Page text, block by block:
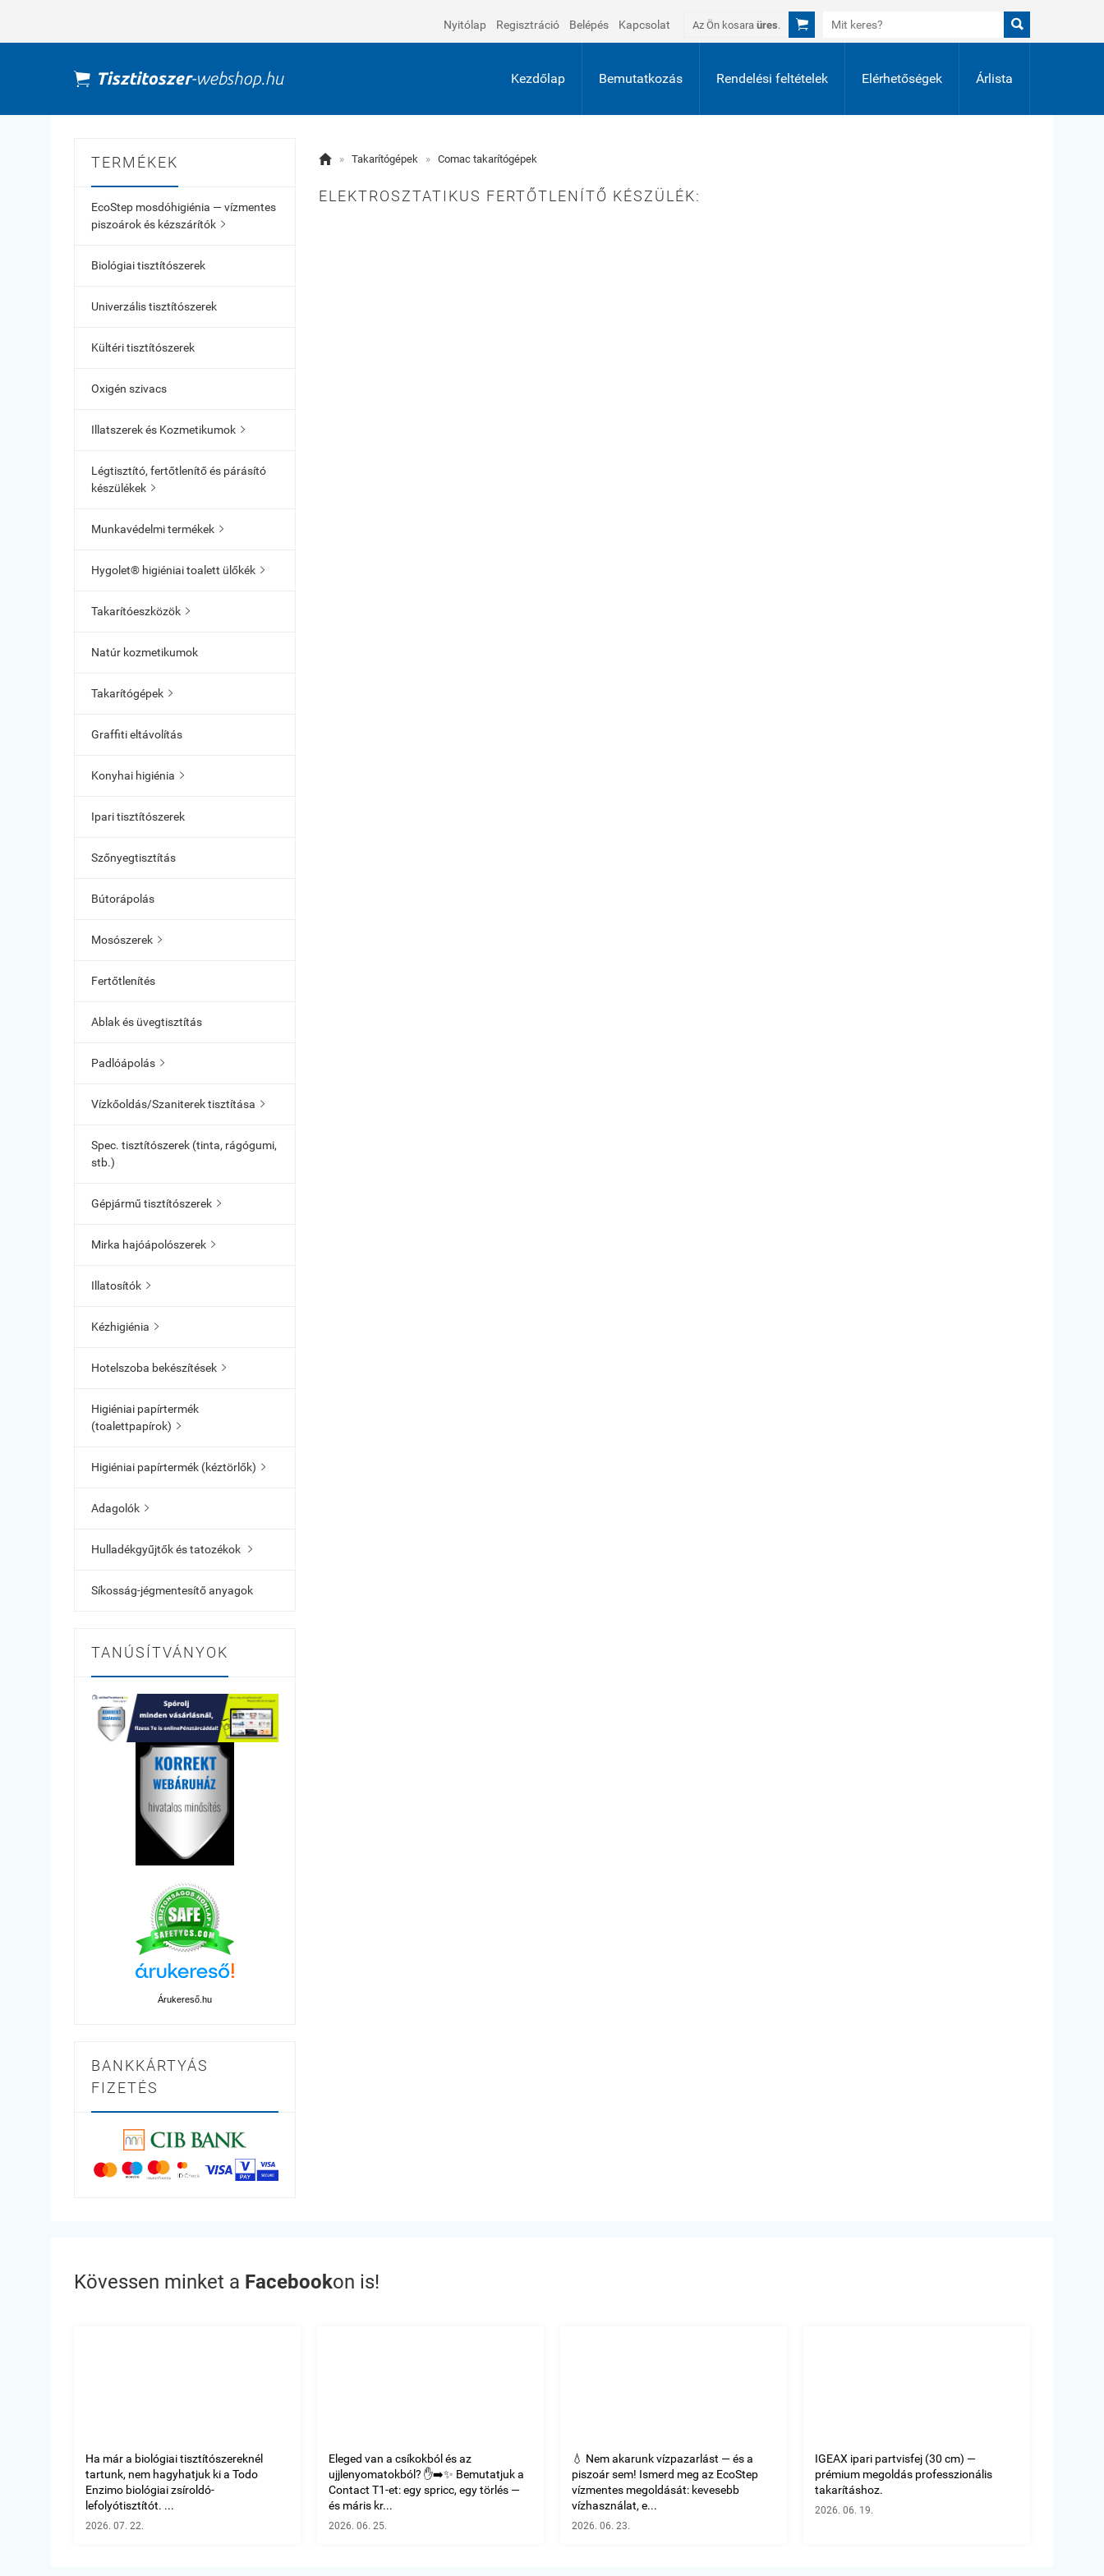
Nyitólap Regisztráció Belépés Kapcsolat Az Ön kosara üres.  
Kezdőlap Bemutatkozás Rendelési feltételek Elérhetőségek Árlista
TERMÉKEK
EcoStep mosdóhigiénia — vízmentes
piszoárok és kézszárítók 
Biológiai tisztítószerek
Univerzális tisztítószerek
Kültéri tisztítószerek
Oxigén szivacs
Illatszerek és Kozmetikumok 
Légtisztító, fertőtlenítő és párásító
készülékek 
Munkavédelmi termékek 
Hygolet® higiéniai toalett ülőkék 
Takarítóeszközök 
Natúr kozmetikumok
Takarítógépek 
Graffiti eltávolítás
Konyhai higiénia 
Ipari tisztítószerek
Szőnyegtisztítás
Bútorápolás
Mosószerek 
Fertőtlenítés
Ablak és üvegtisztítás
Padlóápolás 
Vízkőoldás/Szaniterek tisztítása 
Spec. tisztítószerek (tinta, rágógumi,
stb.)
Gépjármű tisztítószerek 
Mirka hajóápolószerek 
Illatosítók 
Kézhigiénia 
Hotelszoba bekészítések 
Higiéniai papírtermék
(toalettpapírok) 
Higiéniai papírtermék (kéztörlők) 
Adagolók 
Hulladékgyűjtők és tatozékok 
Síkosság-jégmentesítő anyagok
TANÚSÍTVÁNYOK
Árukereső.hu
BANKKÁRTYÁS
FIZETÉS
 » Takarítógépek » Comac takarítógépek
ELEKTROSZTATIKUS FERTŐTLENÍTŐ KÉSZÜLÉK:
Kövessen minket a Facebookon is!
Ha már a biológiai tisztítószereknél
tartunk, nem hagyhatjuk ki a Todo
Enzimo biológiai zsíroldó-
lefolyótisztítót. ...
2026. 07. 22.
Eleged van a csíkokból és az
ujjlenyomatokból? ✋➡️✨ Bemutatjuk a
Contact T1-et: egy spricc, egy törlés —
és máris kr...
2026. 06. 25.
💧 Nem akarunk vízpazarlást — és a
piszoár sem! Ismerd meg az EcoStep
vízmentes megoldását: kevesebb
vízhasználat, e...
2026. 06. 23.
IGEAX ipari partvisfej (30 cm) —
prémium megoldás professzionális
takarításhoz.
2026. 06. 19.